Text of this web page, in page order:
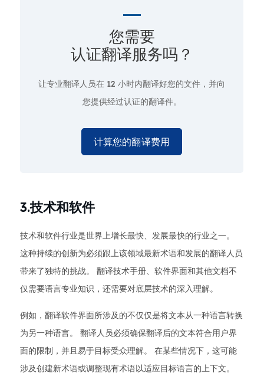
您需要
认证翻译服务吗？
让专业翻译人员在 12 小时内翻译好您的文件，并向
您提供经过认证的翻译件。
计算您的翻译费用
3.技术和软件
技术和软件行业是世界上增长最快、发展最快的行业之一。
这种持续的创新为必须跟上该领域最新术语和发展的翻译人员
带来了独特的挑战。 翻译技术手册、软件界面和其他文档不
仅需要语言专业知识，还需要对底层技术的深入理解。
例如，翻译软件界面所涉及的不仅仅是将文本从一种语言转换
为另一种语言。 翻译人员必须确保翻译后的文本符合用户界
面的限制，并且易于目标受众理解。 在某些情况下，这可能
涉及创建新术语或调整现有术语以适应目标语言的上下文。